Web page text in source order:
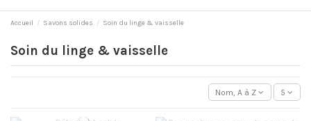
Accueil Savons solides Soin du linge & vaisselle
Soin du linge & vaisselle
Nom, A à Z 5